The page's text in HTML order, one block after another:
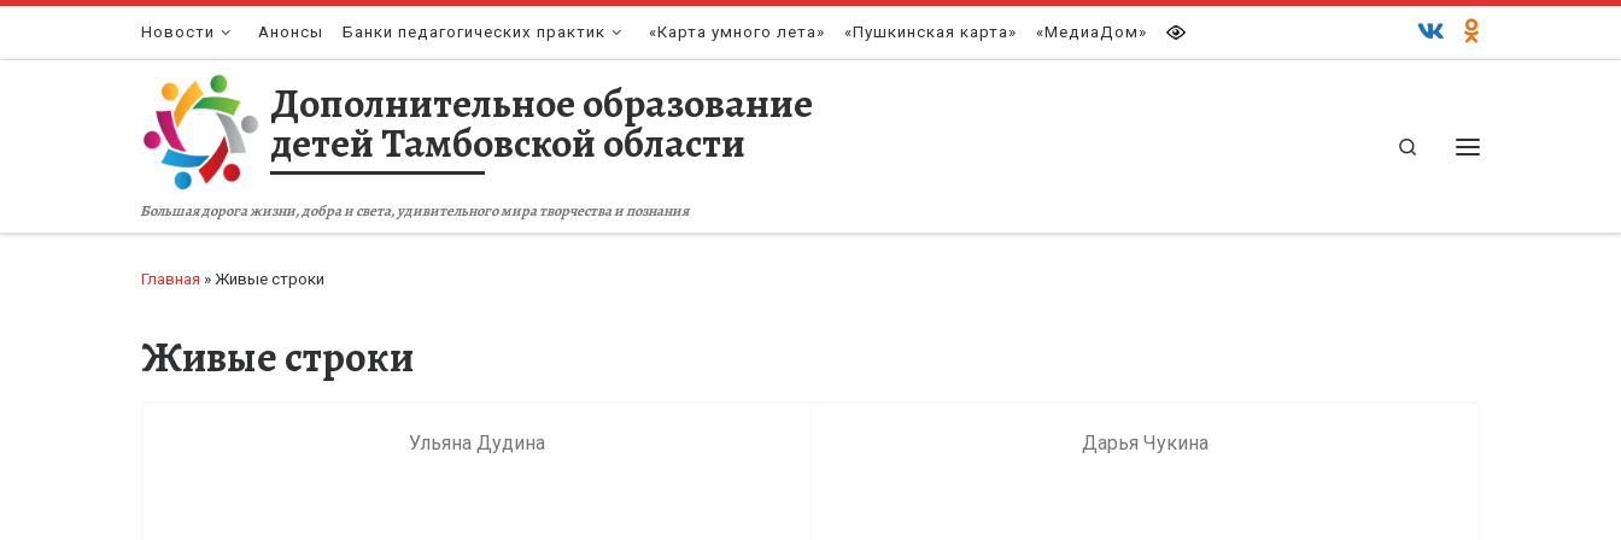
Перейти к содержимому
Новости Анонсы Банки педагогических практик «Карта умного лета» «Пушкинская карта» «МедиаДом»
Дополнительное образование
детей Тамбовской области
Большая дорога жизни, добра и света, удивительного мира творчества и познания
Search
Главная » Живые строки
Живые строки
Ульяна Дудина Дарья Чукина